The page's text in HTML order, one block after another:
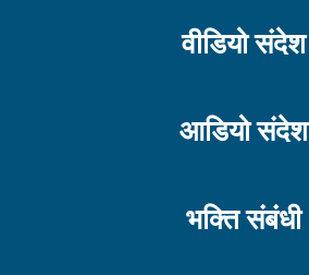
वीडियो संदेश
आडियो संदेश
भक्ति संबंधी